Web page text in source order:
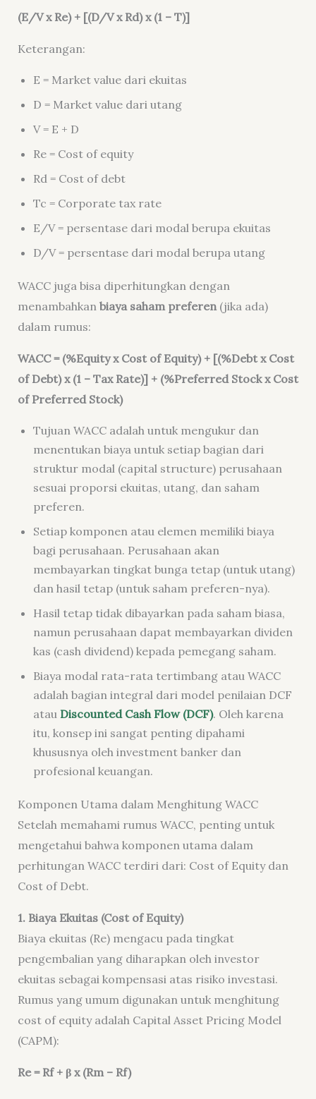
(E/V x Re) + [(D/V x Rd) x (1 – T)]
Keterangan:
E = Market value dari ekuitas
D = Market value dari utang
V = E + D
Re = Cost of equity
Rd = Cost of debt
Tc = Corporate tax rate
​E/V = persentase dari modal berupa ekuitas
D/V = persentase dari modal berupa utang
WACC juga bisa diperhitungkan dengan
menambahkan biaya saham preferen(jika ada)
dalam rumus:
WACC = (%Equity x Cost of Equity) + [(%Debt x Cost
of Debt) x (1 – Tax Rate)] + (%Preferred Stock x Cost
of Preferred Stock)
Tujuan WACC adalah untuk mengukur dan
menentukan biaya untuk setiap bagian dari
struktur modal (capital structure) perusahaan
sesuai proporsi ekuitas, utang, dan saham
preferen.
Setiap komponen atau elemen memiliki biaya
bagi perusahaan. Perusahaan akan
membayarkan tingkat bunga tetap (untuk utang)
dan hasil tetap (untuk saham preferen-nya).
Hasil tetap tidak dibayarkan pada saham biasa,
namun perusahaan dapat membayarkan dividen
kas (cash dividend) kepada pemegang saham.
Biaya modal rata-rata tertimbang atau WACC
adalah bagian integral dari model penilaian DCF
atau Discounted Cash Flow (DCF). Oleh karena
itu, konsep ini sangat penting dipahami
khususnya oleh investment bankerdan
profesional keuangan.
Komponen Utama dalam Menghitung WACC
Setelah memahami rumus WACC, penting untuk
mengetahui bahwa komponen utama dalam
perhitungan WACC terdiri dari: Cost of Equitydan
Cost of Debt.
1. Biaya Ekuitas (Cost of Equity)
Biaya ekuitas (Re) mengacu pada tingkat
pengembalian yang diharapkan oleh investor
ekuitas sebagai kompensasi atas risiko investasi.
Rumus yang umum digunakan untuk menghitung
cost of equity adalah Capital Asset Pricing Model
(CAPM):
Re = Rf + β x (Rm – Rf)